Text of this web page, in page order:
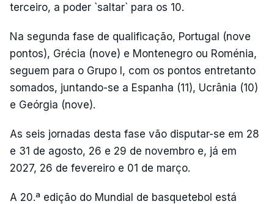
terceiro, a poder `saltar` para os 10.
Na segunda fase de qualificação, Portugal (nove
pontos), Grécia (nove) e Montenegro ou Roménia,
seguem para o Grupo I, com os pontos entretanto
somados, juntando-se a Espanha (11), Ucrânia (10)
e Geórgia (nove).
As seis jornadas desta fase vão disputar-se em 28
e 31 de agosto, 26 e 29 de novembro e, já em
2027, 26 de fevereiro e 01 de março.
A 20.ª edição do Mundial de basquetebol está